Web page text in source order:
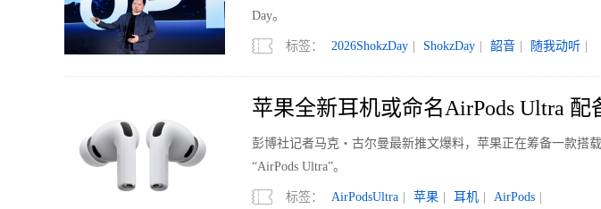
Day。
标签： 2026ShokzDay ShokzDay 韶音 随我动听
苹果全新耳机或命名AirPods Ultra 配
彭博社记者马克・古尔曼最新推文爆料，苹果正在筹备一款搭
“AirPods Ultra”。
标签： AirPodsUltra 苹果 耳机 AirPods